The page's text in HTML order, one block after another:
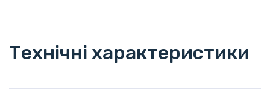
Технічні характеристики